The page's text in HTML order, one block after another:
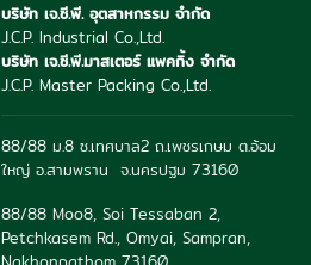
บริษัท เจ.ซี.พี. อุตสาหกรรม จำกัด
J.C.P. Industrial Co.,Ltd.
บริษัท เจ.ซี.พี.มาสเตอร์ แพคกิ้ง จำกัด
J.C.P. Master Packing Co.,Ltd.
88/88 ม.8 ซ.เทศบาล2 ถ.เพชรเกษม ต.อ้อม
ใหญ่ อ.สามพราน จ.นครปฐม 73160
88/88 Moo8, Soi Tessaban 2,
Petchkasem Rd., Omyai, Sampran,